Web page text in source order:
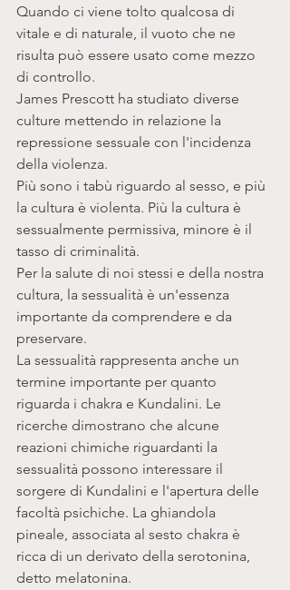
Quando ci viene tolto qualcosa di
vitale e di naturale, il vuoto che ne
risulta può essere usato come mezzo
di controllo.
James Prescott ha studiato diverse
culture mettendo in relazione la
repressione sessuale con l'incidenza
della violenza.
Più sono i tabù riguardo al sesso, e più
la cultura è violenta. Più la cultura è
sessualmente permissiva, minore è il
tasso di criminalità.
Per la salute di noi stessi e della nostra
cultura, la sessualità è un'essenza
importante da comprendere e da
preservare.
La sessualità rappresenta anche un
termine importante per quanto
riguarda i chakra e Kundalini. Le
ricerche dimostrano che alcune
reazioni chimiche riguardanti la
sessualità possono interessare il
sorgere di Kundalini e l'apertura delle
facoltà psichiche. La ghiandola
pineale, associata al sesto chakra è
ricca di un derivato della serotonina,
detto melatonina.